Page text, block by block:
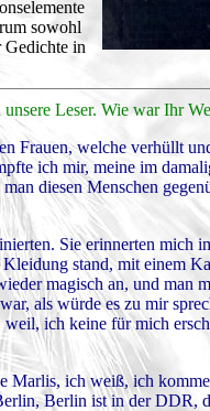
sowohl
Gedichte in
Leser. Wie war Ihr
Frauen, welche verhüllt
ich mir, meine im
diesen Menschen
Sie erinnerten mich
stand, mit einem
magisch an, und man
als würde es zu mir
ich keine für mich
Marlis, ich weiß, ich
Berlin ist in der DDR,